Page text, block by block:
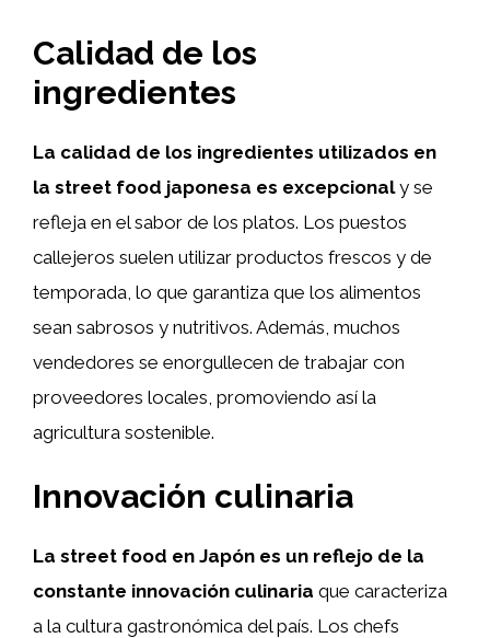
Calidad de los
ingredientes
La calidad de los ingredientes utilizados en
la street food japonesa es excepcionaly se
refleja en el sabor de los platos. Los puestos
callejeros suelen utilizar productos frescos y de
temporada, lo que garantiza que los alimentos
sean sabrosos y nutritivos. Además, muchos
vendedores se enorgullecen de trabajar con
proveedores locales, promoviendo así la
agricultura sostenible.
Innovación culinaria
La street food en Japón es un reflejo de la
constante innovación culinaria que caracteriza
a la cultura gastronómica del país. Los chefs